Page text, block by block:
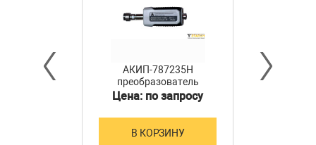
АКИП-787235H
преобразователь
мощности
Цена: по запросу
В КОРЗИНУ